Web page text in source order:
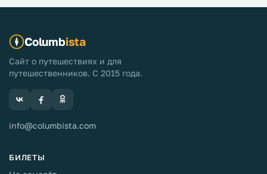
Columbista
Сайт о путешествиях и для
путешественников. С 2015 года.
info@columbista.com
БИЛЕТЫ